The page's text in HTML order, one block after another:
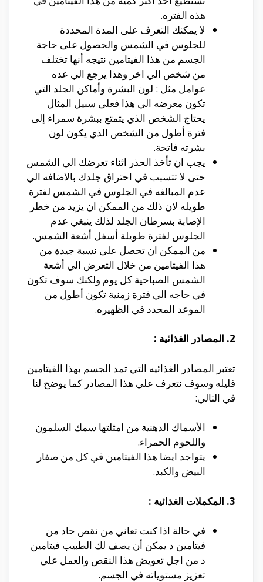
هذه الفتره.
لا يمكنك التعرف على المدة المحددة
للجلوس في الشمس والحصول على حاجة
الجسم من هذا الفيتامين نتيجه أنها تختلف
من شخص الي اخر وهذا يرجع الي عده
عوامل مثل : لون البشرة وأماكن الجلد التي
تكون معرضه الي هذا فعلى سبيل المثال
يحتاج الشخص الذي يتمتع ببشرة سمراء إلى
فترة أطول من الشخص الذي يكون لون
بشرته فاتحة.
يجب ان تأخذ الحذر اثناء تعرضك الي الشمس
حتى لا تتسبب في احتراق جلدك بالاضافه الي
عدم المبالغه في الجلوس في الشمس لفترة
طويله لان ذلك من الممكن ان يزيد من خطر
الإصابة بسرطان الجلد لذلك ينبغي عدم
الجلوس لفترة طويلة أسفل أشعة الشمس.
من الممكن ان تحصل على نسبة جيدة من
هذا الفيتامين من خلال التعرض الي أشعة
الشمس الصباحية كل يوم ولكنك سوف تكون
في حاجه الي فترة زمنية تكون أطول من
الموعد المحدد في الظهيره.
2. المصادر الغذائية :
تعتبر المصادر الغذائيه التي تمد الجسم بهذا الفيتامين
قليله وسوف نتعرف علي هذا المصادر كما يوضح لنا
في التالي:
الأسماك الدهنية من امثلتها سمك السلمون
واللحوم الحمراء.
يتواجد ايضا هذا الفيتامين في كل من صفار
البيض والكبد.
3. المكملات الغذائية :
في حالة اذا كنت تعاني من نقص حاد من
فيتامين د يمكن أن يصف لك الطبيب فيتامين
د من اجل تعويض هذا النقص والعمل علي
تعزيز مستوياته في الجسم.